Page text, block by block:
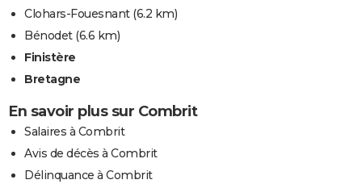
Clohars-Fouesnant(6.2 km)
Bénodet(6.6 km)
Finistère
Bretagne
En savoir plus sur Combrit
Salaires à Combrit
Avis de décès à Combrit
Délinquance à Combrit